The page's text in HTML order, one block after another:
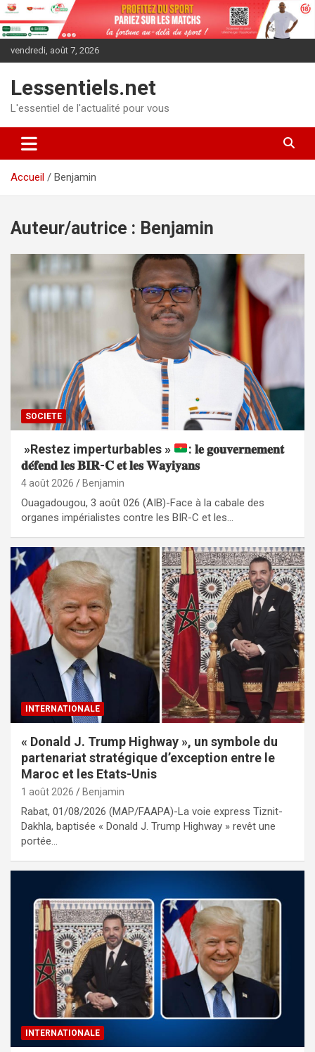
Aller
au
contenu
vendredi, août 7, 2026
Lessentiels.net
L'essentiel de l'actualité pour vous
Accueil Benjamin
Auteur/autrice : Benjamin
SOCIETE
»Restez imperturbables »
: 𝐥𝐞 𝐠𝐨𝐮𝐯𝐞𝐫𝐧𝐞𝐦𝐞𝐧𝐭
𝐝𝐞́𝐟𝐞𝐧𝐝 𝐥𝐞𝐬 𝐁𝐈𝐑-𝐂 𝐞𝐭 𝐥𝐞𝐬 𝐖𝐚𝐲𝐢𝐲𝐚𝐧𝐬
4 août 2026 Benjamin
Ouagadougou, 3 août 026 (AIB)-Face à la cabale des
organes impérialistes contre les BIR-C et les…
INTERNATIONALE
« Donald J. Trump Highway », un symbole du
partenariat stratégique d’exception entre le
Maroc et les Etats-Unis
1 août 2026 Benjamin
Rabat, 01/08/2026 (MAP/FAAPA)-La voie express Tiznit-
Dakhla, baptisée « Donald J. Trump Highway » revêt une
portée…
INTERNATIONALE